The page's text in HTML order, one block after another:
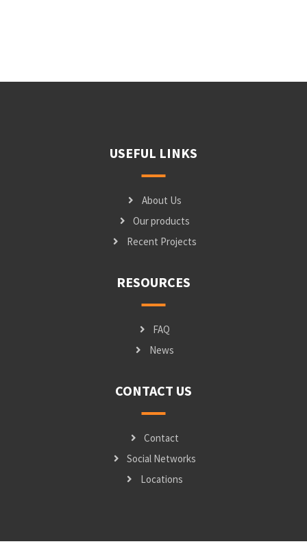
USEFUL LINKS
About Us
Our products
Recent Projects
RESOURCES
FAQ
News
CONTACT US
Contact
Social Networks
Locations